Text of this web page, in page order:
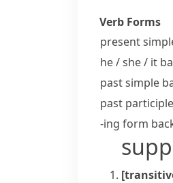
Verb Forms
present
he / she / it
past simple
past participle
-ing form